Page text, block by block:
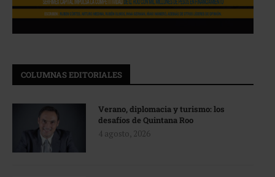
COLUMNAS EDITORIALES
Verano, diplomacia y turismo: los
desafíos de Quintana Roo
4 agosto, 2026